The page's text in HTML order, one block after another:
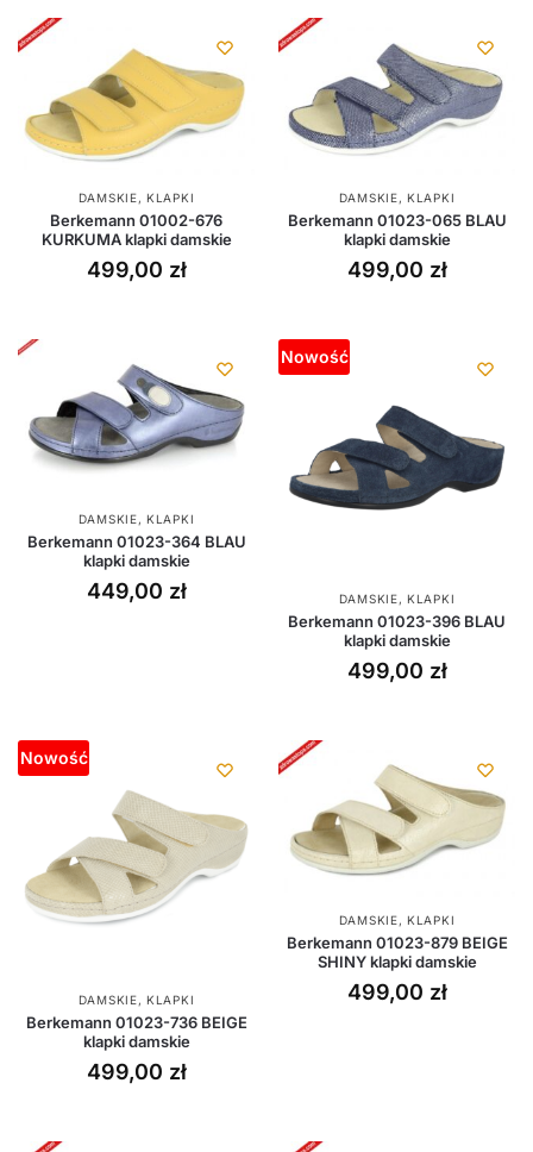
DAMSKIE,KLAPKI
Berkemann 01002-676
KURKUMA klapki damskie
499,00 zł
DAMSKIE,KLAPKI
Berkemann 01023-065 BLAU
klapki damskie
499,00 zł
DAMSKIE,KLAPKI
Berkemann 01023-364 BLAU
klapki damskie
449,00 zł
Nowość
DAMSKIE,KLAPKI
Berkemann 01023-396 BLAU
klapki damskie
499,00 zł
Nowość
DAMSKIE,KLAPKI
Berkemann 01023-736 BEIGE
klapki damskie
499,00 zł
DAMSKIE,KLAPKI
Berkemann 01023-879 BEIGE
SHINY klapki damskie
499,00 zł